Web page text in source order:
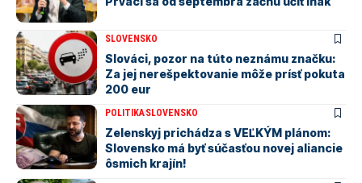
SLOVENSKO
Slováci, pozor na túto neznámu značku:
Za jej nerešpektovanie môže prísť pokuta
200 eur
POLITIKASLOVENSKO
Zelenskyj prichádza s VEĽKÝM plánom:
Slovensko má byť súčasťou novej aliancie
ôsmich krajín!